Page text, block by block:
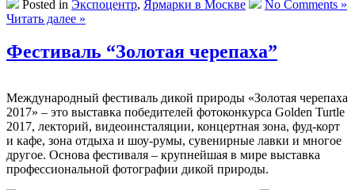
Posted in Экспоцентр, Ярмарки в Москве
No Comments »
Читать далее »
Фестиваль “Золотая черепаха”
Международный фестиваль дикой природы «Золотая черепаха
2017» – это выставка победителей фотоконкурса Golden Turtle
2017, лекторий, видеоинсталяции, концертная зона, фуд-корт
и кафе, зона отдыха и шоу-румы, сувенирные лавки и многое
другое. Основа фестиваля – крупнейшая в мире выставка
профессиональной фотографии дикой природы.